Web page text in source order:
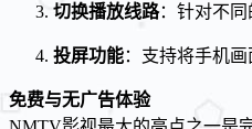
切换播放线路：针对不同
投屏功能：支持将手机
免费与无广告体验